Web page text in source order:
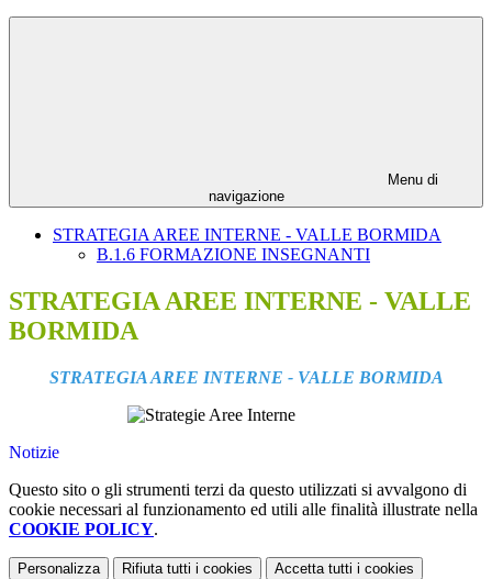
Menu di
navigazione
STRATEGIA AREE INTERNE - VALLE BORMIDA
B.1.6 FORMAZIONE INSEGNANTI
STRATEGIA AREE INTERNE - VALLE
BORMIDA
STRATEGIA AREE INTERNE - VALLE BORMIDA
Notizie
Questo sito o gli strumenti terzi da questo utilizzati si avvalgono di
cookie necessari al funzionamento ed utili alle finalità illustrate nella
COOKIE POLICY.
Personalizza Rifiuta tutti i cookies Accetta tutti i cookies